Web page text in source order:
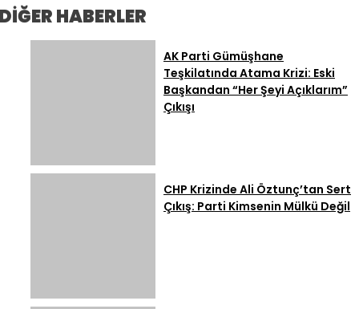
Ali Erbilir, Taraftar ve
Yönetimi Kardeşlik
Sofrasında
HABERLER
AK Parti Gümüşhane
Teşkilatında Atama Krizi: Eski
Başkandan “Her Şeyi Açıklarım”
Çıkışı
CHP Krizinde Ali Öztunç’tan Sert
Çıkış: Parti Kimsenin Mülkü Değil